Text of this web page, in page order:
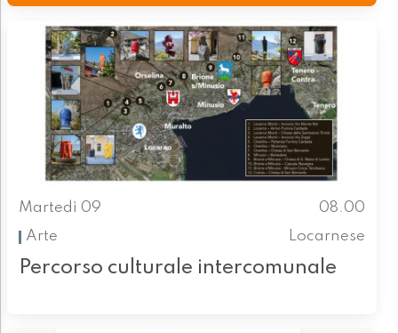
Martedì 09
08.00
Arte
Locarnese
Percorso culturale intercomunale